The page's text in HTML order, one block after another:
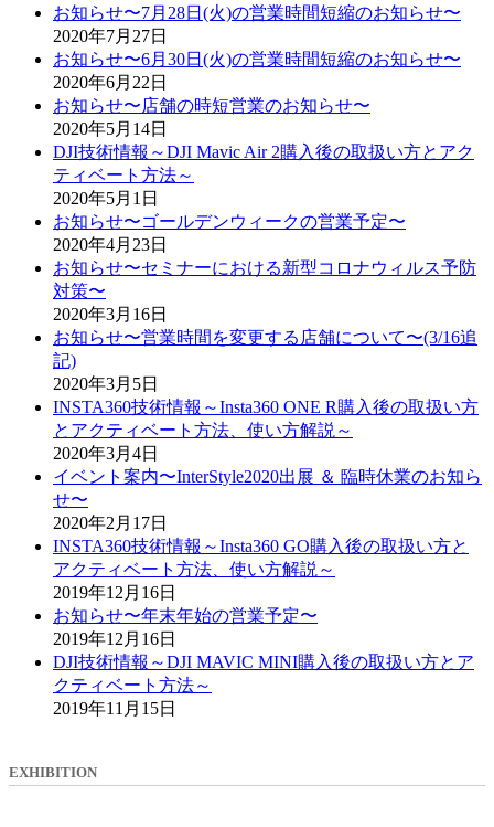
お知らせ〜7月28日(火)の営業時間短縮のお知らせ〜
2020年7月27日
お知らせ〜6月30日(火)の営業時間短縮のお知らせ〜
2020年6月22日
お知らせ〜店舗の時短営業のお知らせ〜
2020年5月14日
DJI技術情報～DJI Mavic Air 2購入後の取扱い方とアク
ティベート方法～
2020年5月1日
お知らせ〜ゴールデンウィークの営業予定〜
2020年4月23日
お知らせ〜セミナーにおける新型コロナウィルス予防
対策〜
2020年3月16日
お知らせ〜営業時間を変更する店舗について〜(3/16追
記)
2020年3月5日
INSTA360技術情報～Insta360 ONE R購入後の取扱い方
とアクティベート方法、使い方解説～
2020年3月4日
イベント案内〜InterStyle2020出展 ＆ 臨時休業のお知ら
せ〜
2020年2月17日
INSTA360技術情報～Insta360 GO購入後の取扱い方と
アクティベート方法、使い方解説～
2019年12月16日
お知らせ〜年末年始の営業予定〜
2019年12月16日
DJI技術情報～DJI MAVIC MINI購入後の取扱い方とア
クティベート方法～
2019年11月15日
EXHIBITION